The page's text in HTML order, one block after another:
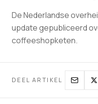
De Nederlandse
update gepubliceerd
coffeeshopketen.
DEEL ARTIKEL